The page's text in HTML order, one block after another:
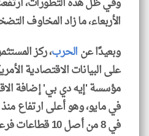
الأربعاء، ما زاد المخاوف
وبعيدًا عنالحرب، ركز
على البيانات الاقتصادية
في 8 من أصل 10 قطاعات فرعية.